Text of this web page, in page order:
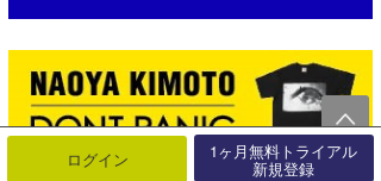
ログイン 1ヶ月無料トライアル
新規登録